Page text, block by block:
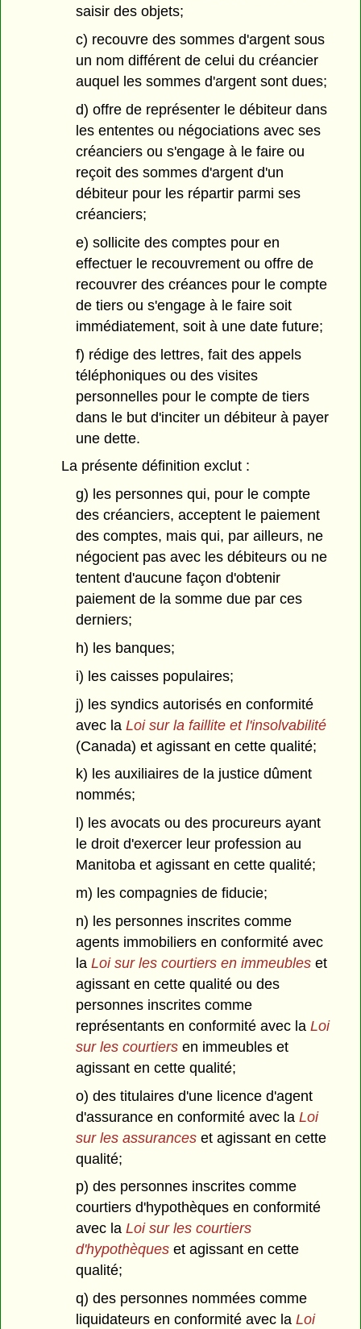
saisir des objets;
c) recouvre des sommes d'argent sous
un nom différent de celui du créancier
auquel les sommes d'argent sont dues;
d) offre de représenter le débiteur dans
les ententes ou négociations avec ses
créanciers ou s'engage à le faire ou
reçoit des sommes d'argent d'un
débiteur pour les répartir parmi ses
créanciers;
e) sollicite des comptes pour en
effectuer le recouvrement ou offre de
recouvrer des créances pour le compte
de tiers ou s'engage à le faire soit
immédiatement, soit à une date future;
f) rédige des lettres, fait des appels
téléphoniques ou des visites
personnelles pour le compte de tiers
dans le but d'inciter un débiteur à payer
une dette.
La présente définition exclut :
g) les personnes qui, pour le compte
des créanciers, acceptent le paiement
des comptes, mais qui, par ailleurs, ne
négocient pas avec les débiteurs ou ne
tentent d'aucune façon d'obtenir
paiement de la somme due par ces
derniers;
h) les banques;
i) les caisses populaires;
j) les syndics autorisés en conformité
avec la Loi sur la faillite et l'insolvabilité
(Canada) et agissant en cette qualité;
k) les auxiliaires de la justice dûment
nommés;
l) les avocats ou des procureurs ayant
le droit d'exercer leur profession au
Manitoba et agissant en cette qualité;
m) les compagnies de fiducie;
n) les personnes inscrites comme
agents immobiliers en conformité avec
la Loi sur les courtiers en immeubleset
agissant en cette qualité ou des
personnes inscrites comme
représentants en conformité avec la Loi
sur les courtiersen immeubles et
agissant en cette qualité;
o) des titulaires d'une licence d'agent
d'assurance en conformité avec la Loi
sur les assuranceset agissant en cette
qualité;
p) des personnes inscrites comme
courtiers d'hypothèques en conformité
avec la Loi sur les courtiers
d'hypothèqueset agissant en cette
qualité;
q) des personnes nommées comme
liquidateurs en conformité avec la Loi